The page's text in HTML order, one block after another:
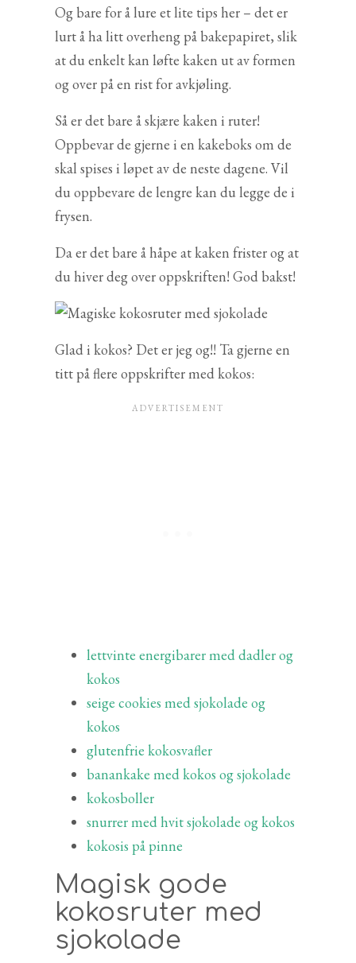
Og bare for å lure et lite tips her – det er
lurt å ha litt overheng på bakepapiret, slik
at du enkelt kan løfte kaken ut av formen
og over på en rist for avkjøling.
Så er det bare å skjære kaken i ruter!
Oppbevar de gjerne i en kakeboks om de
skal spises i løpet av de neste dagene. Vil
du oppbevare de lengre kan du legge de i
frysen.
Da er det bare å håpe at kaken frister og at
du hiver deg over oppskriften! God bakst!
Glad i kokos? Det er jeg og!! Ta gjerne en
titt på flere oppskrifter med kokos:
lettvinte energibarer med dadler og
kokos
seige cookies med sjokolade og
kokos
glutenfrie kokosvafler
banankake med kokos og sjokolade
kokosboller
snurrer med hvit sjokolade og kokos
kokosis på pinne
Magisk gode
kokosruter med
sjokolade